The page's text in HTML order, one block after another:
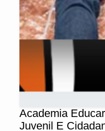
Academia
Juvenil E